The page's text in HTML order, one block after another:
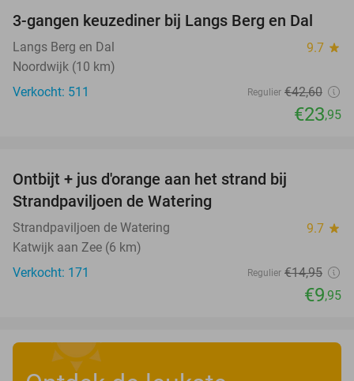
44%
3-gangen keuzediner bij Langs Berg en Dal
Langs Berg en Dal 9.7 star
Noordwijk (10 km)
Verkocht: 511
Regulier €42,60
€23,95
Ontbijt + jus d'orange aan het strand bij
Strandpaviljoen de Watering
Strandpaviljoen de Watering 9.7 star
Katwijk aan Zee (6 km)
Verkocht: 171
Regulier €14,95
€9,95